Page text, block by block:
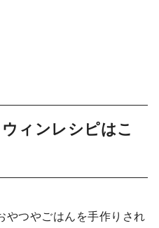
ィンレシピはこ
やつやごはんを手作りされ